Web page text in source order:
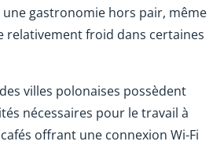
gastronomie hors pair, même
relativement froid dans certaines
villes polonaises possèdent
nécessaires pour le travail à
offrant une connexion Wi-Fi